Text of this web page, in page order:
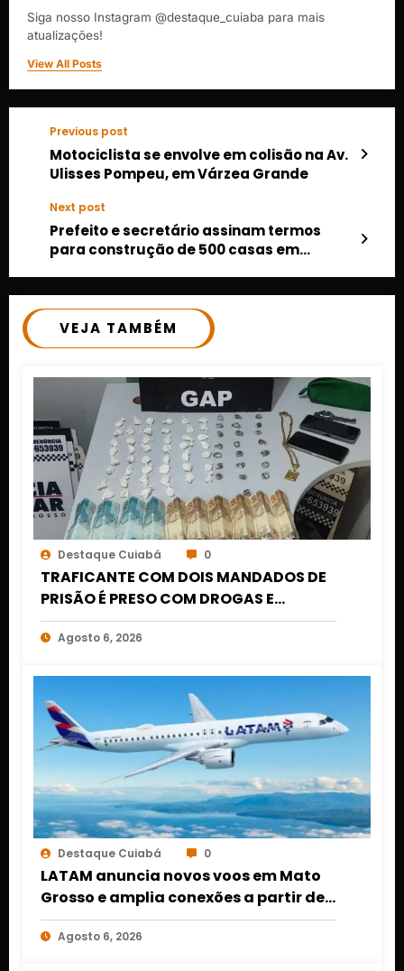
Siga nosso Instagram @destaque_cuiaba para mais
atualizações!
View All Posts
Previous post
Motociclista se envolve em colisão na Av.
Ulisses Pompeu, em Várzea Grande
Next post
Prefeito e secretário assinam termos
para construção de 500 casas em
VEJA TAMBÉM
Destaque Cuiabá 0
TRAFICANTE COM DOIS MANDADOS DE
PRISÃO É PRESO COM DROGAS E
DINHEIRO NO 1º DE MARÇO EM CUIABÁ
Agosto 6, 2026
Destaque Cuiabá 0
LATAM anuncia novos voos em Mato
Grosso e amplia conexões a partir de
Cuiabá e Rondonópolis
Agosto 6, 2026